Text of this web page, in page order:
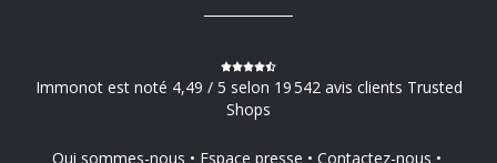
Immonot est noté 4,49 / 5 selon 19 542 avis clients Trusted
Shops
Qui sommes-nous Espace presse Contactez-nous